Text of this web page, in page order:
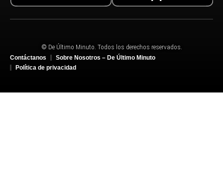
© De Último Minuto. Todos los derechos reservados.
Contáctanos
Sobre Nosotros – De Último Minuto
Política de privacidad